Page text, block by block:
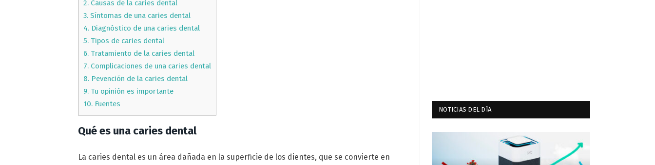
2. Causas de la caries dental
3. Síntomas de una caries dental
4. Diagnóstico de una caries dental
5. Tipos de caries dental
6. Tratamiento de la caries dental
7. Complicaciones de una caries dental
8. Pevención de la caries dental
9. Tu opinión es importante
10. Fuentes
Qué es una caries dental
La caries dental es un área dañada en la superficie de los dientes, que se convierte en
NOTICIAS DEL DÍA